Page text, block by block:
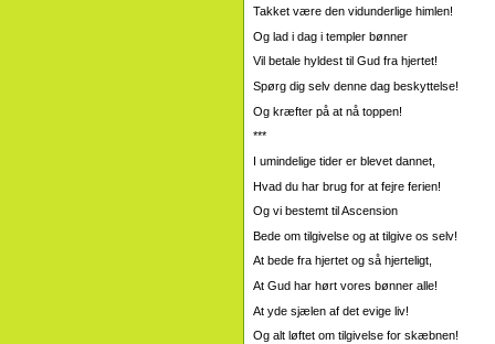
Takket være den vidunderlige himlen!
Og lad i dag i templer bønner
Vil betale hyldest til Gud fra hjertet!
Spørg dig selv denne dag beskyttelse!
Og kræfter på at nå toppen!
***
I umindelige tider er blevet dannet,
Hvad du har brug for at fejre ferien!
Og vi bestemt til Ascension
Bede om tilgivelse og at tilgive os selv!
At bede fra hjertet og så hjerteligt,
At Gud har hørt vores bønner alle!
At yde sjælen af ​​det evige liv!
Og alt løftet om tilgivelse for skæbnen!